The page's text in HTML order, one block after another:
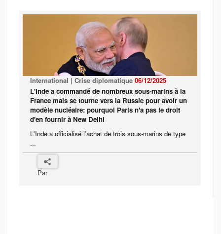
International | Crise diplomatique 06/12/2025
L'Inde a commandé de nombreux sous-marins à la
France mais se tourne vers la Russie pour avoir un
modèle nucléaire: pourquoi Paris n'a pas le droit
d'en fournir à New Delhi
L'Inde a officialisé l'achat de trois sous-marins de type
...
Par